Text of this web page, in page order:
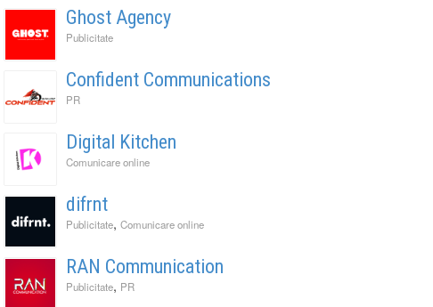
Ghost Agency
Publicitate
Confident Communications
PR
Digital Kitchen
Comunicare online
difrnt
Publicitate, Comunicare online
RAN Communication
Publicitate, PR